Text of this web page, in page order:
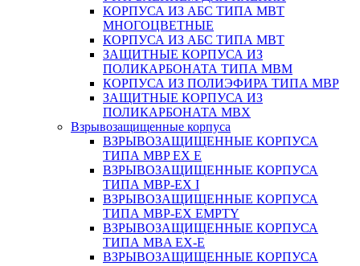
КОРПУСА ИЗ АБС ТИПА MBT
МНОГОЦВЕТНЫЕ
КОРПУСА ИЗ АБС ТИПА MBT
ЗАЩИТНЫЕ КОРПУСА ИЗ
ПОЛИКАРБОНАТА ТИПА MBM
КОРПУСА ИЗ ПОЛИЭФИРА ТИПА MBP
ЗАЩИТНЫЕ КОРПУСА ИЗ
ПОЛИКАРБОНАТА MBX
Взрывозащищенные корпуса
ВЗРЫВОЗАЩИЩЕННЫЕ КОРПУСА
ТИПА MBP EX E
ВЗРЫВОЗАЩИЩЕННЫЕ КОРПУСА
ТИПА MBP-EX I
ВЗРЫВОЗАЩИЩЕННЫЕ КОРПУСА
ТИПА MBP-EX EMPTY
ВЗРЫВОЗАЩИЩЕННЫЕ КОРПУСА
ТИПА MBA EX-E
ВЗРЫВОЗАЩИЩЕННЫЕ КОРПУСА